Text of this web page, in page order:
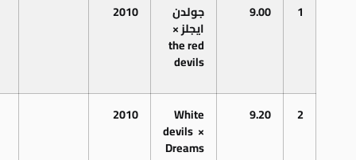
1
9.00 جولدن
ايجلز ×
the red
devils
2010
2
9.20
White
devils ×
Dreams
2010